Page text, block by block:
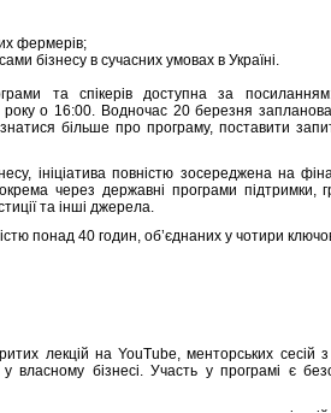
фермерів;
бізнесу в сучасних умовах в Україні.
та спікерів доступна за
о 16:00. Водночас 20 березня
більше про програму, поставити
ініціатива повністю зосереджена на
через державні програми підтримки,
та інші джерела.
понад 40 годин, об’єднаних у чотири
лекцій на YouTube, менторських
власному бізнесі. Участь у програмі є